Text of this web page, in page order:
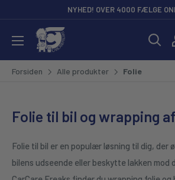
NYHED! OVER 4000 FÆLGE
CarCare Freaks - Bilpleje &
Forsiden Alle produkter Folie
Folie til bil og wrapping
Folie til bil er en populær løsning til dig, der
bilens udseende eller beskytte lakken mod